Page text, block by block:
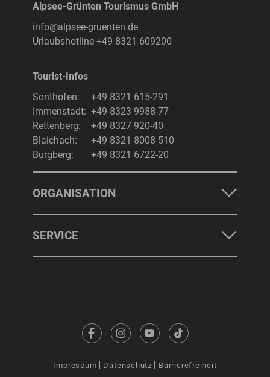
Alpsee-Grünten Tourismus GmbH
info@alpsee-gruenten.de
Urlaubshotline +49 8321 609200
Tourist-Infos
Sonthofen:
+49 8321 615-291
Immenstadt: +49 8323 9988-77
Rettenberg:
+49 8327 920-40
Blaichach:
+49 8321 8008-510
Burgberg:
+49 8321 6722-20
ORGANISATION
SERVICE
Impressum Datenschutz Barrierefreiheit